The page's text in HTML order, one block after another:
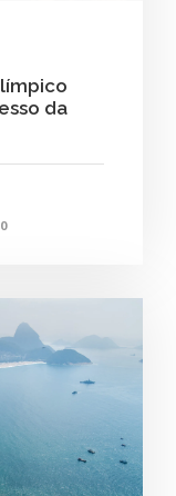
da
0